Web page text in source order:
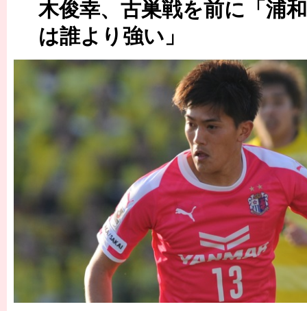
［3218号］WEEKLY EG SELECTION
［3219号］特別な覇者へ 大逆転か連破か
［3220号］伝説の王者、黄金のシャーレ
木俊幸、古巣戦を前に「浦
は誰より強い」